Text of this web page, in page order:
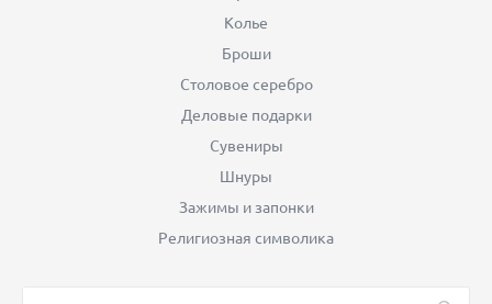
Колье
Броши
Столовое серебро
Деловые подарки
Сувениры
Шнуры
Зажимы и запонки
Религиозная символика